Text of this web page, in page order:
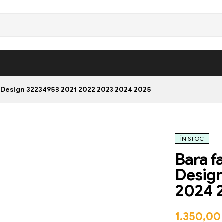
32234958 2021 2022 2023 2024 2025
ÎN STOC
Bara
2024